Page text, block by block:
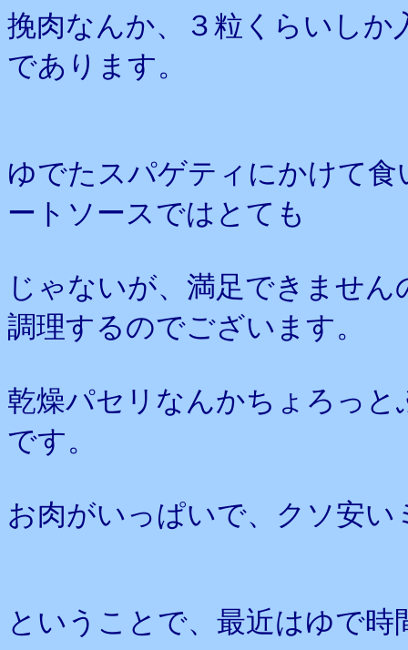
挽肉なんか、３粒くらいし
であります。
ゆでたスパゲティにかけて
ートソースではとても
じゃないが、満足できませ
調理するのでございます。
乾燥パセリなんかちょろっ
です。
お肉がいっぱいで、クソ安
ということで、最近はゆで